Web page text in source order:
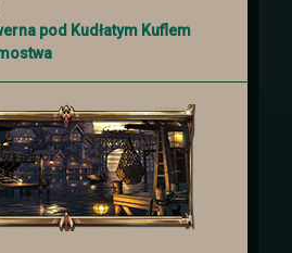
pod Kudłatym Kuflem